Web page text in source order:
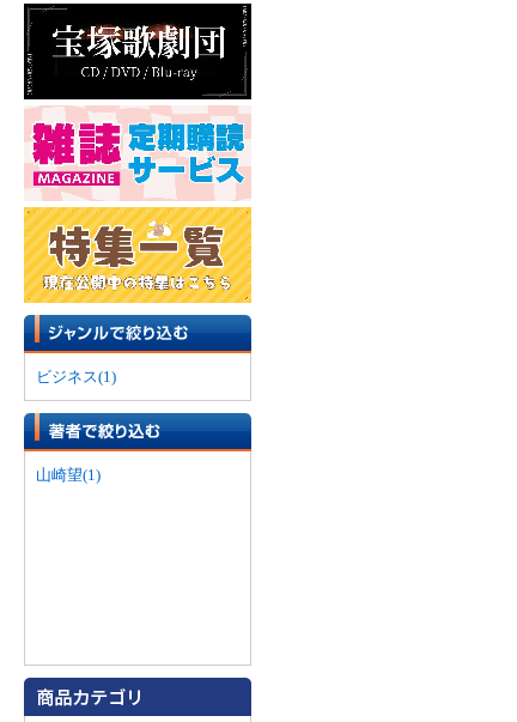
ビジネス(1)
山崎望(1)